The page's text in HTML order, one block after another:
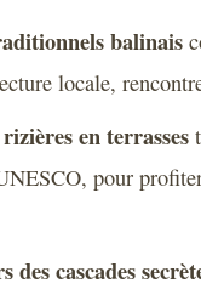
balinais
locale,
en terrasses
pour
des cascades